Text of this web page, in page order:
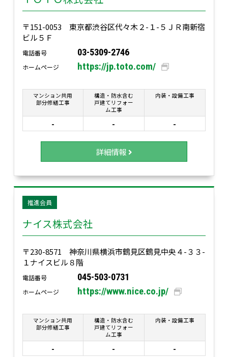
〒151-0053 東京都渋谷区代々木２-１-５ＪＲ南新宿
ビル５Ｆ
電話番号 03-5309-2746
ホームページ https://jp.toto.com/
マンション共用
部分修繕工事
構造・防水含む
戸建てリフォー
ム工事
内装・設備工事
- - -
詳細情報
ナイス株式会社
推進会員
〒230-8571 神奈川県横浜市鶴見区鶴見中央４-３３-
１ナイスビル８階
電話番号 045-503-0731
ホームページ https://www.nice.co.jp/
マンション共用
部分修繕工事
構造・防水含む
戸建てリフォー
ム工事
内装・設備工事
- - -